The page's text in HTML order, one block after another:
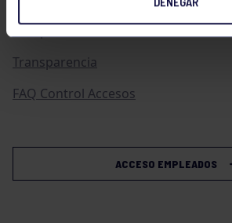
Compras
Transparencia
FAQ Control Accesos
ACCESO EMPLEADOS